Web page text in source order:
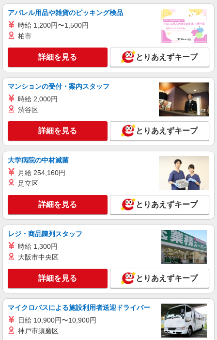
キープ 詳細を見る
正社員
タイヨーフーデリア店
精肉部門
月給25万円〜35万円（スキル・経験を考慮）
＜昇給・賞与について＞ ●昇給年1回 ●賞与年2回
（年間4.2ヶ月分／過去実績） ＜各種手当一覧＞ ●
交通費規定支給 ●資格手当 ＜年収例＞ ●30歳代：
年収450万円 ●40歳代：年収500万円
茨城県神栖市土合本町4-9809-344
詳細を見る
水産部門
月給25万円〜35万円（スキル・経験を考慮）
＜昇給・賞与について＞ ●昇給年1回 ●賞与年2回
年収450万円 ●40歳代：年収500万円
キープ 詳細を見る
正社員
タイヨー知手店
月給25万円〜35万円（スキル・経験を考慮）
＜昇給・賞与について＞ ●昇給年1回 ●賞与年2回
（年間4.2ヶ月分／過去実績） ＜各種手当一覧＞ ●
交通費規定支給 ●資格手当 ＜年収例＞ ●30歳代：
年収450万円 ●40歳代：年収500万円
茨城県神栖市知手3420-57
詳細を見る
正社員
タイヨーフーデリア店
アパレル用品や雑貨のピッキング検品
時給 1,200円〜1,500円
柏市
詳細を見る とりあえずキープ
マンションの受付・案内スタッフ
時給 2,000円
渋谷区
詳細を見る とりあえずキープ
大学病院の中材滅菌
月給 254,160円
足立区
詳細を見る とりあえずキープ
レジ・商品陳列スタッフ
時給 1,300円
大阪市中央区
詳細を見る とりあえずキープ
マイクロバスによる施設利用者送迎ドライバー
日給 10,900円〜10,900円
神戸市須磨区